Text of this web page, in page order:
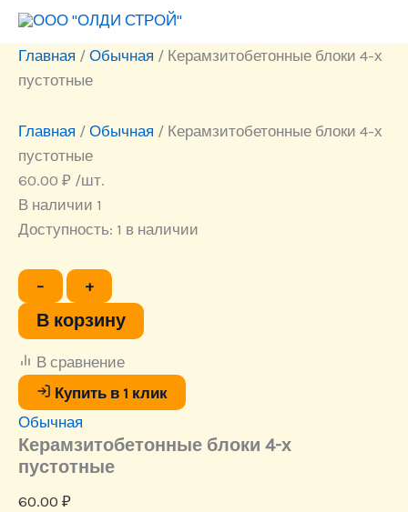
Главная / Обычная / Керамзитобетонные блоки 4-х
пустотные
Главная / Обычная / Керамзитобетонные блоки 4-х
пустотные
60.00 ₽ /шт.
В наличии 1
Доступность: 1 в наличии
−
Количество
товара
Керамзитобетонные
блоки
х
пустотные
+
В корзину
В сравнение
Купить в 1 клик
Обычная
Керамзитобетонные блоки 4-х
пустотные
60.00 ₽